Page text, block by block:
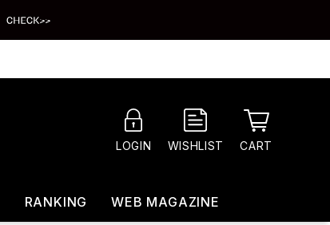
LOGIN WISHLIST CART
RANKING WEB MAGAZINE